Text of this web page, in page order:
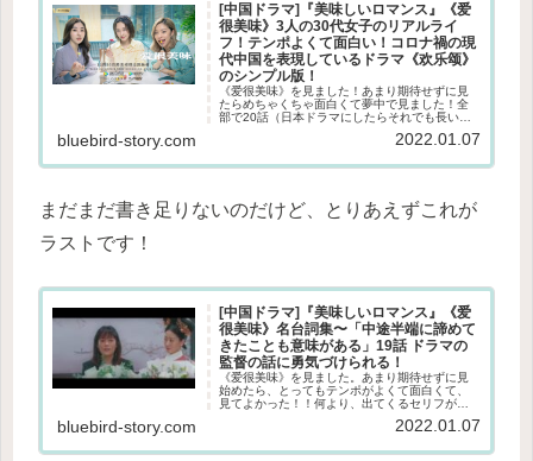
[中国ドラマ]『美味しいロマンス』《爱
很美味》3人の30代女子のリアルライ
フ！テンポよくて面白い！コロナ禍の現
代中国を表現しているドラマ《欢乐颂》
のシンプル版！
《爱很美味》を見ました！あまり期待せずに見
たらめちゃくちゃ面白くて夢中で見ました！全
部で20話（日本ドラマにしたらそれでも長いけ
られてよかったです！《爱很美味》ドラマ情報●
bluebird-story.com 2022.01.07
まだまだ書き足りないのだけど、とりあえずこれが
ラストです！
[中国ドラマ]『美味しいロマンス』《爱
很美味》名台詞集〜「中途半端に諦めて
きたことも意味がある」19話 ドラマの
監督の話に勇気づけられる！
《爱很美味》を見ました。あまり期待せずに見
始めたら、とってもテンポがよくて面白くて、
見てよかった！！何より、出てくるセリフがと
ました。今日は、第19話に出てきた、ドラマの
bluebird-story.com 2022.01.07